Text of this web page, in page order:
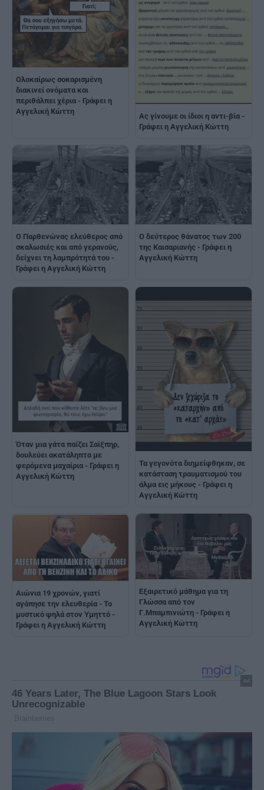
Ολοκαίρως σοκαρισμένη
διακινεί ονόματα και
περιθάλπει χέρια - Γράφει η
Αγγελική Κώττη
Ας γίνουμε οι ίδιοι η αντι-βία -
Γράφει η Αγγελική Κώττη
Ο Παρθενώνας ελεύθερος από
σκαλωσιές και από γερανούς,
δείχνει τη λαμπρότητά του -
Γράφει η Αγγελική Κώττη
Ο δεύτερος θάνατος των 200
της Καισαριανής - Γράφει η
Αγγελική Κώττη
Όταν μια γάτα παίζει Σαίξπηρ,
δουλεύει ακατάληπτα με
φερόμενα μαχαίρια - Γράφει η
Αγγελική Κώττη
Τα γεγονότα διημείφθηκαν, σε
κατάσταση τραυματισμού του
άλμα εις μήκους - Γράφει η
Αγγελική Κώττη
Αιώνια 19 χρονών, γιατί
αγάπησε την ελευθερία - Το
μυστικό ψηλά στον Υμηττό -
Γράφει η Αγγελική Κώττη
Εξαιρετικό μάθημα για τη
Γλώσσα από τον
Γ.Μπαμπινιώτη - Γράφει η
Αγγελική Κώττη